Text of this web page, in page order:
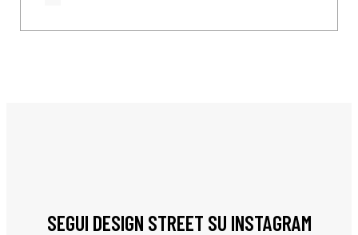
SEGUI DESIGN STREET SU INSTAGRAM